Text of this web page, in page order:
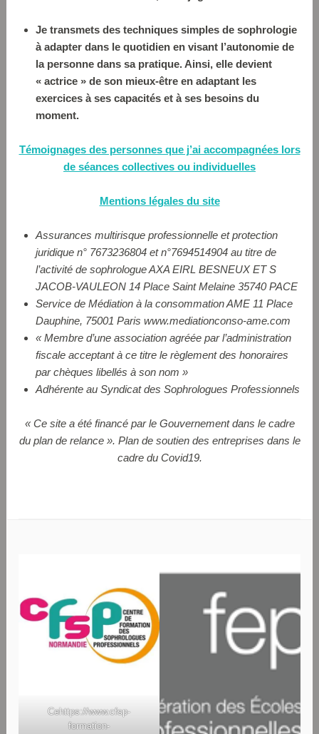
Je transmets des techniques simples de sophrologie
à adapter dans le quotidien en visant l’autonomie de
la personne dans sa pratique. Ainsi, elle devient
« actrice » de son mieux-être en adaptant les
exercices à ses capacités et à ses besoins du
moment.
Témoignages des personnes que j’ai accompagnées lors
de séances collectives ou individuelles
Mentions légales du site
Assurances multirisque professionnelle et protection
juridique n° 7673236804 et n°7694514904 au titre de
l’activité de sophrologueAXA EIRL BESNEUX ET S
JACOB-VAULEON 14 Place Saint Melaine 35740 PACE
Service de Médiation à la consommation AME 11 Place
Dauphine, 75001 Paris www.mediationconso-ame.com
« Membre d’une association agréée par l’administration
fiscale acceptant à ce titre le règlement des honoraires
par chèques libellés à son nom »
Adhérente au Syndicat des Sophrologues Professionnels
« Ce site a été financé par le Gouvernement dans le cadre
du plan de relance ». Plan de soutien des entreprises dans le
cadre du Covid19.
Cehttps://www.cfsp-
formation-